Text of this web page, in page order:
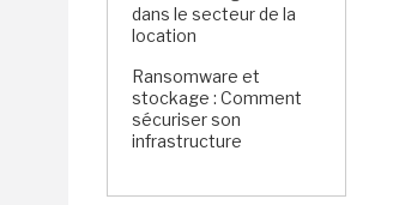
dans le secteur de la
location
Ransomware et
stockage : Comment
sécuriser son
infrastructure